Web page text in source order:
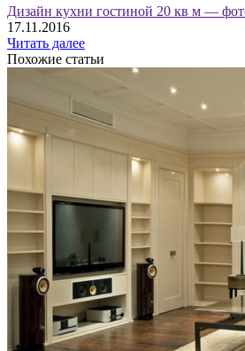
Дизайн кухни гостиной 20 кв м —
17.11.2016
Читать далее
Похожие статьи